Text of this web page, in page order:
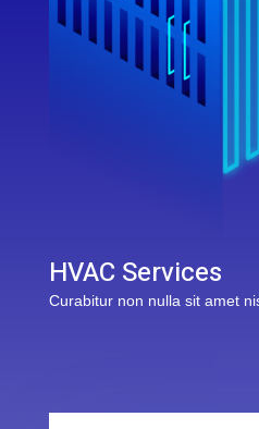
HVAC Services
Curabitur non nulla sit amet